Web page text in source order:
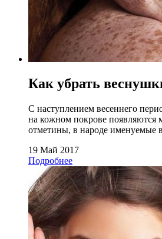
Как убрать
С наступлением весеннего
на кожном покрове появляются
отметины, в народе именуемые
19 Май 2017
Подробнее